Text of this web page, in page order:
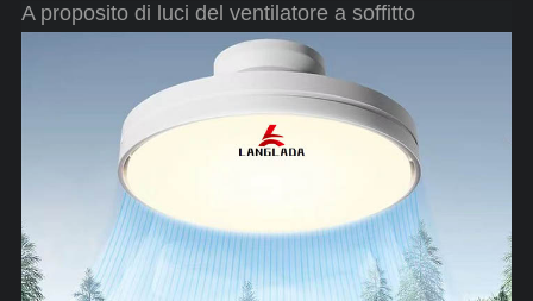
A proposito di luci del ventilatore a soffitto